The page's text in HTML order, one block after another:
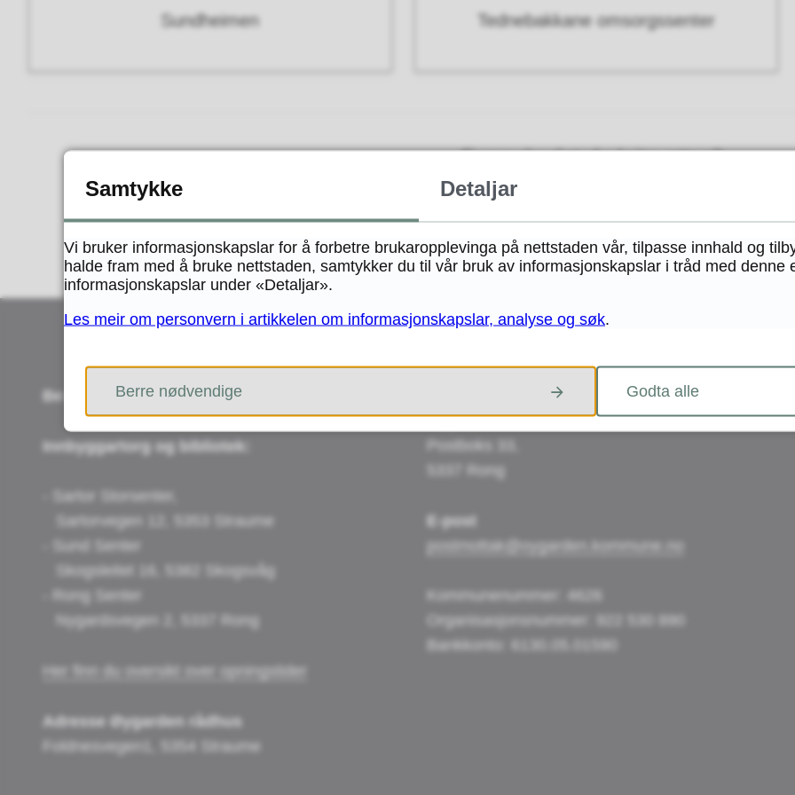
Sundheimen Tednebakkane omsorgssenter
Fann du det du leita etter?
Besøk oss
Innbyggartorg og bibliotek:
- Sartor Storsenter,
Sartorvegen 12, 5353 Straume
- Sund Senter
Skogsleitet 16, 5382 Skogsvåg
- Rong Senter
Nygardsvegen 2, 5337 Rong
Her finn du oversikt over opningstider
Adresse Øygarden rådhus
Foldnesvegen1, 5354 Straume
Øygarden kommune
Postboks 33,
5337 Rong
E-post
postmottak@oygarden.kommune.no
Kommunenummer: 4626
Organisasjonsnummer: 922 530 890
Bankkonto: 6130.05.01590
Samtykke Detaljar
Vi bruker informasjonskapslar for å forbetre brukaropplevinga på nettstaden vår, tilpasse innhald og
halde fram med å bruke nettstaden, samtykker du til vår bruk av informasjonskapslar i tråd med
informasjonskapslar under «Detaljar».
Les meir om personvern i artikkelen om informasjonskapslar, analyse og søk.
Berre nødvendige Godta alle